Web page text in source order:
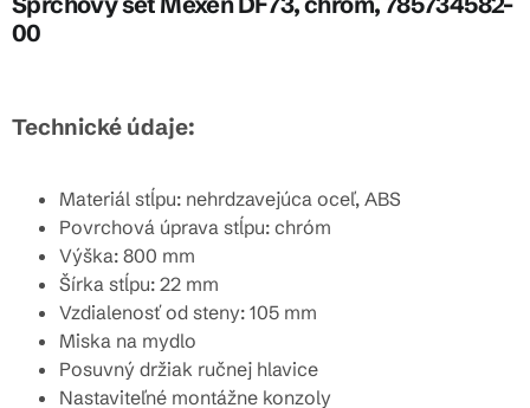
00
Technické údaje:
Materiál stĺpu: nehrdzavejúca oceľ, ABS
Povrchová úprava stĺpu: chróm
Výška: 800 mm
Šírka stĺpu: 22 mm
Vzdialenosť od steny: 105 mm
Miska na mydlo
Posuvný držiak ručnej hlavice
Nastaviteľné montážne konzoly